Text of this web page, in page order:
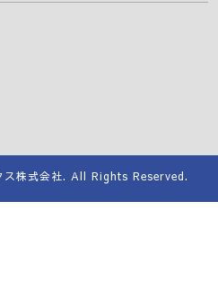
ス株式会社. All Rights Reserved.